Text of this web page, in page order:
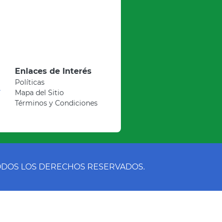
Enlaces de Interés
Políticas
Mapa del Sitio
Términos y Condiciones
LOS DERECHOS RESERVADOS.